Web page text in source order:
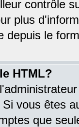
contrôle
plus
depuis le
HTML?
vous êtes
que